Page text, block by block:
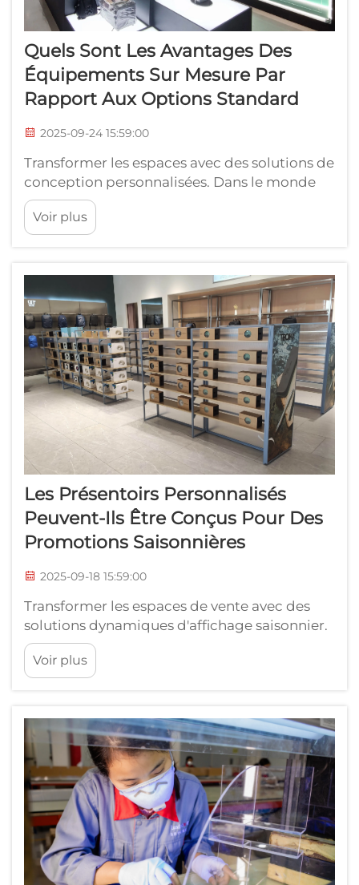
Quels Sont Les Avantages Des
Équipements Sur Mesure Par
Rapport Aux Options Standard
2025-09-24 15:59:00
Transformer les espaces avec des solutions de
conception personnalisées. Dans le monde
en constante évolution du design intérieur et
des espaces commerciaux, les équipements
sur mesure se sont imposés comme des
notre interaction avec nos environnements.
Ces solutions sur mesure...
Voir plus
Les Présentoirs Personnalisés
Peuvent-Ils Être Conçus Pour Des
Promotions Saisonnières
2025-09-18 15:59:00
Transformer les espaces de vente avec des
solutions dynamiques d'affichage saisonnier.
Le paysage du commerce de détail évolue
constamment, et les présentoirs sur mesure
sont devenus essentiels pour créer des
captivent les clients tout au long de l'année.
Th...
Voir plus